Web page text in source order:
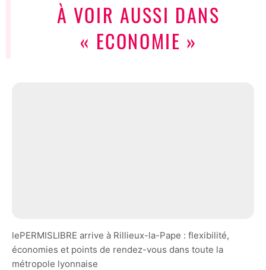
À VOIR AUSSI DANS
« ECONOMIE »
lePERMISLIBRE arrive à Rillieux-la-Pape : flexibilité,
économies et points de rendez-vous dans toute la
métropole lyonnaise